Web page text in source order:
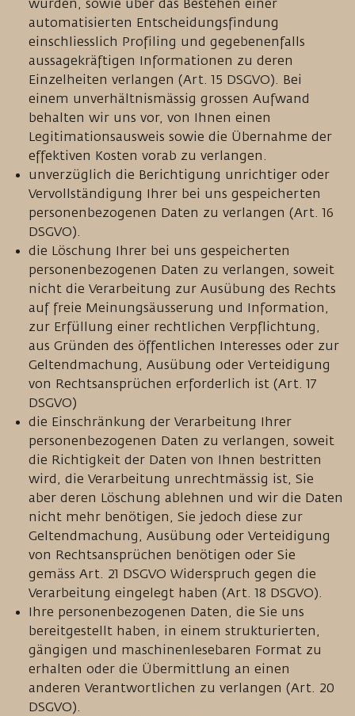
wurden, sowie über das Bestehen einer
automatisierten Entscheidungsfindung
einschliesslich Profiling und gegebenenfalls
aussagekräftigen Informationen zu deren
Einzelheiten verlangen (Art. 15 DSGVO). Bei
einem unverhältnismässig grossen Aufwand
behalten wir uns vor, von Ihnen einen
Legitimationsausweis sowie die Übernahme der
effektiven Kosten vorab zu verlangen.
unverzüglich die Berichtigung unrichtiger oder
Vervollständigung Ihrer bei uns gespeicherten
personenbezogenen Daten zu verlangen (Art. 16
DSGVO).
die Löschung Ihrer bei uns gespeicherten
personenbezogenen Daten zu verlangen, soweit
nicht die Verarbeitung zur Ausübung des Rechts
auf freie Meinungsäusserung und Information,
zur Erfüllung einer rechtlichen Verpflichtung,
aus Gründen des öffentlichen Interesses oder zur
Geltendmachung, Ausübung oder Verteidigung
von Rechtsansprüchen erforderlich ist (Art. 17
DSGVO)
die Einschränkung der Verarbeitung Ihrer
personenbezogenen Daten zu verlangen, soweit
die Richtigkeit der Daten von Ihnen bestritten
wird, die Verarbeitung unrechtmässig ist, Sie
aber deren Löschung ablehnen und wir die Daten
nicht mehr benötigen, Sie jedoch diese zur
Geltendmachung, Ausübung oder Verteidigung
von Rechtsansprüchen benötigen oder Sie
gemäss Art. 21 DSGVO Widerspruch gegen die
Verarbeitung eingelegt haben (Art. 18 DSGVO).
Ihre personenbezogenen Daten, die Sie uns
bereitgestellt haben, in einem strukturierten,
gängigen und maschinenlesebaren Format zu
erhalten oder die Übermittlung an einen
anderen Verantwortlichen zu verlangen (Art. 20
DSGVO).